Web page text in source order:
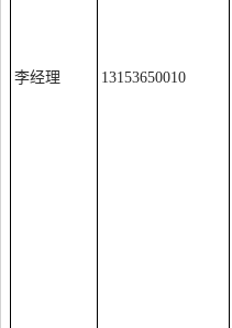
李经理 13153650010